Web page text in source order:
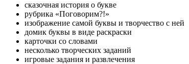
сказочная история о букве
рубрика «Поговорим?!»
изображение самой буквы и творчество с ней
домик буквы в виде раскраски
карточки со словами
несколько творческих заданий
игровые задания и развлечения